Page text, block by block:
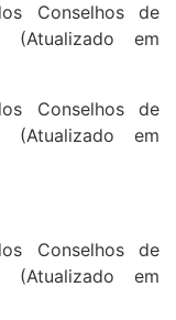
Conselhos de
(Atualizado em
Conselhos de
(Atualizado em
Conselhos de
(Atualizado em